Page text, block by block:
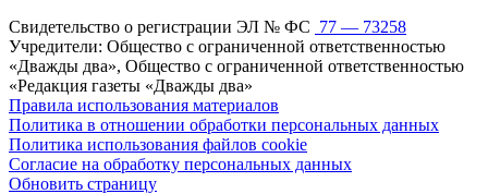
Свидетельство о регистрации ЭЛ № ФС 77 — 73258
Учредители: Общество с ограниченной ответственностью
«Дважды два», Общество с ограниченной ответственностью
«Редакция газеты «Дважды два»
Правила использования материалов
Политика в отношении обработки персональных данных
Политика использования файлов cookie
Согласие на обработку персональных данных
Обновить страницу